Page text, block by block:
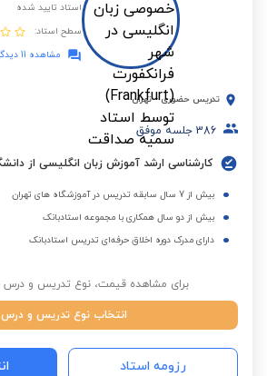
استاد تایید شده
سطح استاد:
مشاهده 11 دیدگاه
تدریس حضوری - تهران
386 جلسه موفق
بیش از 7 سال سابقه تدریس در آموزشگاه های تهران
بیش از دو سال همکاری با مجموعه استادبانک
دارای مدرک دوره اخلاق حرفه‌ای تدریس استادبانک
برای مشاهده قیمت، نوع تدریس و درس را
انتخاب نوع تدریس و درس
رزومه استاد